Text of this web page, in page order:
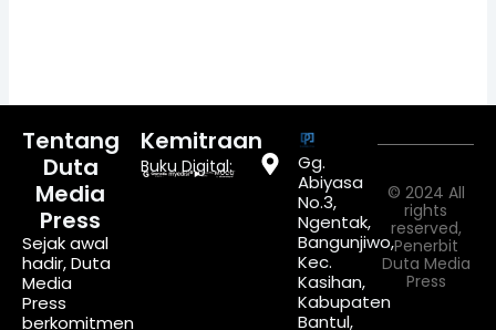
Tentang
Duta
Media
Press
Sejak awal
hadir, Duta
Media
Press
berkomitmen
Kemitraan
Buku Digital:
Gg.
Abiyasa
No.3,
Ngentak,
Bangunjiwo,
Kec.
Kasihan,
Kabupaten
Bantul,
© 2024 All
rights
reserved,
Penerbit
Duta Media
Press